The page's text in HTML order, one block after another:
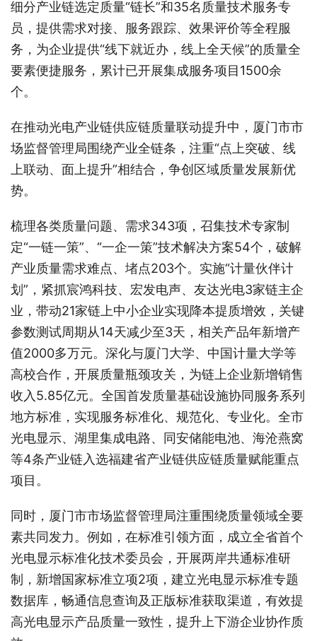
细分产业链选定质量“链长”和35名质量技术服务专
员，提供需求对接、服务跟踪、效果评价等全程服
务，为企业提供“线下就近办，线上全天候”的质量全
要素便捷服务，累计已开展集成服务项目1500余
个。
在推动光电产业链供应链质量联动提升中，厦门市市
场监督管理局围绕产业全链条，注重“点上突破、线
上联动、面上提升”相结合，争创区域质量发展新优
势。
梳理各类质量问题、需求343项，召集技术专家制
定“一链一策”、“一企一策”技术解决方案54个，破解
产业质量需求难点、堵点203个。实施“计量伙伴计
划”，紧抓宸鸿科技、宏发电声、友达光电3家链主企
业，带动21家链上中小企业实现降本提质增效，关键
参数测试周期从14天减少至3天，相关产品年新增产
值2000多万元。深化与厦门大学、中国计量大学等
高校合作，开展质量瓶颈攻关，为链上企业新增销售
收入5.85亿元。全国首发质量基础设施协同服务系列
地方标准，实现服务标准化、规范化、专业化。全市
光电显示、湖里集成电路、同安储能电池、海沧燕窝
等4条产业链入选福建省产业链供应链质量赋能重点
项目。
同时，厦门市市场监督管理局注重围绕质量领域全要
素共同发力。例如，在标准引领方面，成立全省首个
光电显示标准化技术委员会，开展两岸共通标准研
制，新增国家标准立项2项，建立光电显示标准专题
数据库，畅通信息查询及正版标准获取渠道，有效提
高光电显示产品质量一致性，提升上下游企业协作质